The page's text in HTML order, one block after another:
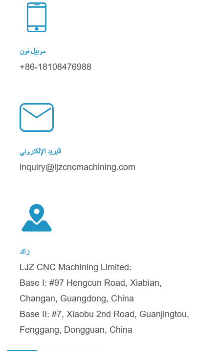

موبيل فون
+86-18108476988

البريد الإلكتروني
inquiry@ljzcncmachining.com

زائد
LJZ CNC Machining Limited:
Base I: #97 Hengcun Road, Xiabian,
Changan, Guangdong, China
Base II: #7, Xiaobu 2nd Road, Guanjingtou,
Fenggang, Dongguan, China